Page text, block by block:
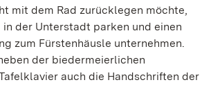
mit dem Rad zurücklegen möchte,
in der Unterstadt parken und einen
zum Fürstenhäusle unternehmen.
der biedermeierlichen
auch die Handschriften der